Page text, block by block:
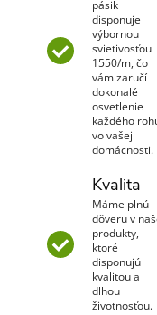
pásik
disponuje
výbornou
svietivosťou
1550/m, čo
vám zaručí
dokonalé
osvetlenie
každého
vo vašej
domácnosti.
Kvalita
Máme plnú
dôveru v
produkty,
ktoré
disponujú
kvalitou a
dlhou
životnosťou.